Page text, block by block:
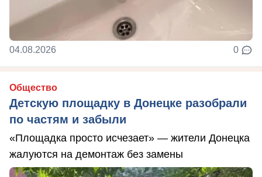
04.08.2026 0
Общество
Детскую площадку в Донецке разобрали
по частям и забыли
«Площадка просто исчезает» — жители Донецка
жалуются на демонтаж без замены